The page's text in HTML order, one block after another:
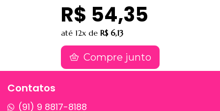
R$ 54,35
até 12x de R$ 6,13
Compre junto
Contatos
(91) 9 8817-8188